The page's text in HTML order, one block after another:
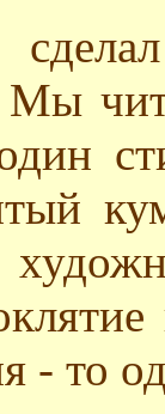
- то